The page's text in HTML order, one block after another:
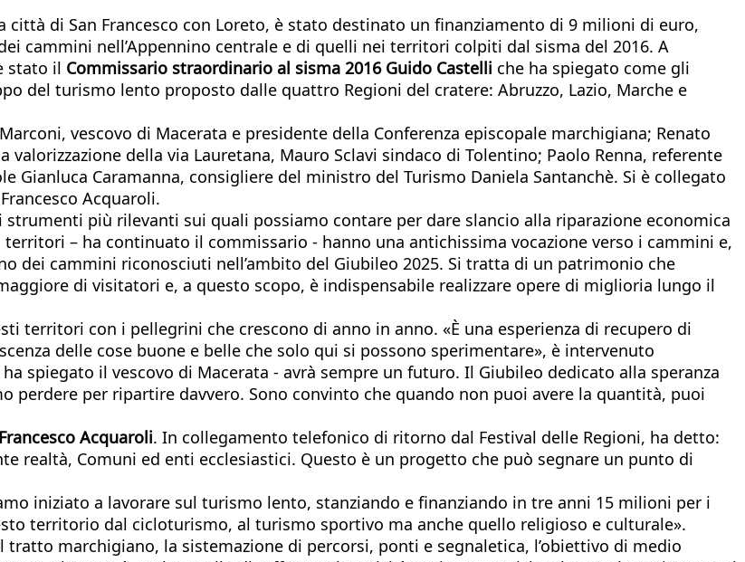
di San Francesco con Loreto, è stato destinato un finanziamento di 9 milioni di euro,
cammini nell’Appennino centrale e di quelli nei territori colpiti dal sisma del 2016. A
stato il Commissario straordinario al sisma 2016 Guido Castelli che ha spiegato come gli
del turismo lento proposto dalle quattro Regioni del cratere: Abruzzo, Lazio, Marche e
vescovo di Macerata e presidente della Conferenza episcopale marchigiana; ⁠⁠Renato
della via Lauretana, Mauro Sclavi sindaco di Tolentino; ⁠⁠Paolo Renna, referente
Gianluca Caramanna, consigliere del ministro del Turismo Daniela Santanchè. Si è collegato
Acquaroli.
più rilevanti sui quali possiamo contare per dare slancio alla riparazione economica
– ha continuato il commissario - hanno una antichissima vocazione verso i cammini e,
dei cammini riconosciuti nell’ambito del Giubileo 2025. Si tratta di un patrimonio che
di visitatori e, a questo scopo, è indispensabile realizzare opere di miglioria lungo il
territori con i pellegrini che crescono di anno in anno. «È una esperienza di recupero di
delle cose buone e belle che solo qui si possono sperimentare», è intervenuto
ha spiegato il vescovo di Macerata - avrà sempre un futuro. Il Giubileo dedicato alla speranza
perdere per ripartire davvero. Sono convinto che quando non puoi avere la quantità, puoi
Acquaroli. In collegamento telefonico di ritorno dal Festival delle Regioni, ha detto:
realtà, Comuni ed enti ecclesiastici. Questo è un progetto che può segnare un punto di
iniziato a lavorare sul turismo lento, stanziando e finanziando in tre anni 15 milioni per i
territorio dal cicloturismo, al turismo sportivo ma anche quello religioso e culturale».
marchigiano, la sistemazione di percorsi, ponti e segnaletica, l’obiettivo di medio